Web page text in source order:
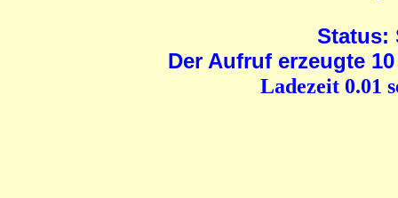
Status:
Der Aufruf erzeugte
Ladezeit 0.01